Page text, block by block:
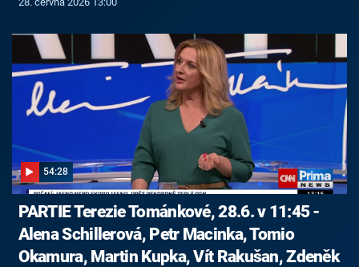
54:28
PARTIE Terezie Tománkové, 28.6. v 11:45 -
Alena Schillerová, Petr Macinka, Tomio
Okamura, Martin Kupka, Vít Rakušan, Zdeněk